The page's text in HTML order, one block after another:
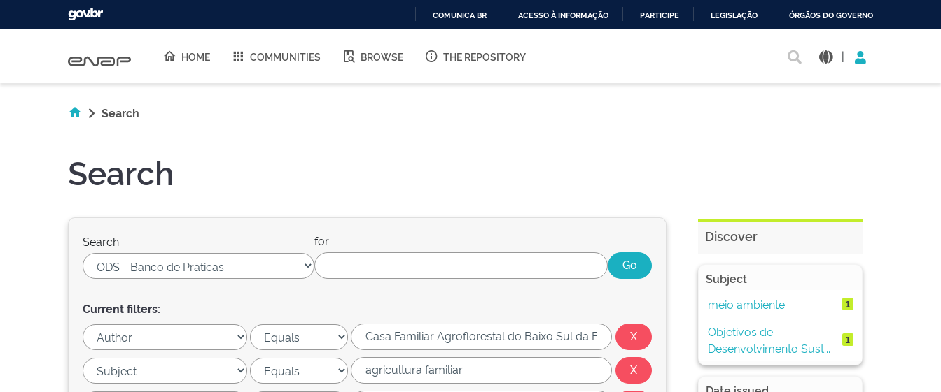
O
COMUNICA BR ACESSO À INFORMAÇÃO PARTICIPE LEGISLAÇÃO ÓRGÃOS DO GOVERNO
HOME COMMUNITIES BROWSE THE REPOSITORY |
Search
Search
Search: for
Current filters:
Discover
Subject
meio ambiente
1
Objetivos de
Desenvolvimento Sust...
1